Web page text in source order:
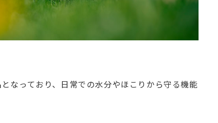
なっており、日常での水分やほこりから守る機能